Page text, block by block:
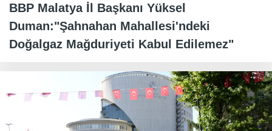
BBP Malatya İl Başkanı Yüksel
Duman:"Şahnahan Mahallesi'ndeki
Doğalgaz Mağduriyeti Kabul Edilemez"